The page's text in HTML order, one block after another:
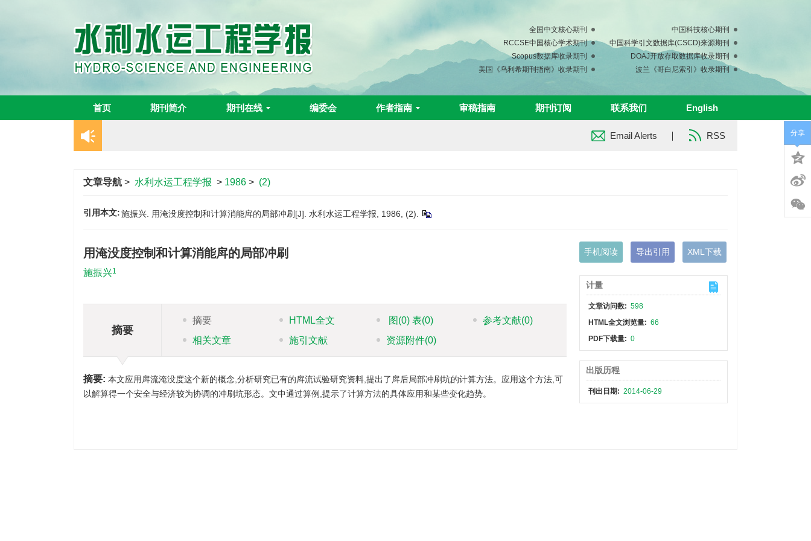
全国中文核心期刊
中国科技核心期刊
RCCSE中国核心学术期刊
中国科学引文数据库(CSCD)来源期刊
Scopus数据库收录期刊
DOAJ开放存取数据库收录期刊
美国《乌利希期刊指南》收录期刊
波兰《哥白尼索引》收录期刊
首页 期刊简介 期刊在线 编委会 作者指南 审稿指南 期刊订阅 联系我们 English
Email Alerts RSS
文章导航 > 水利水运工程学报 > 1986 > (2)
引用本文:施振兴. 用淹没度控制和计算消能戽的局部冲刷[J]. 水利水运工程学报, 1986, (2).
用淹没度控制和计算消能戽的局部冲刷
施振兴1
摘要
摘要 HTML全文 图 (0)表(0) 参考文献(0)
相关文章
施引文献 资源附件(0)
摘要: 本文应用戽流淹没度这个新的概念,分析研究已有的戽流试验研究资料,提出了戽后局部冲刷坑的计算方法。应用这个方法,可
以解算得一个安全与经济较为协调的冲刷坑形态。文中通过算例,提示了计算方法的具体应用和某些变化趋势。
手机阅读 导出引用 XML下载
计量
文章访问数: 598
HTML全文浏览量: 66
PDF下载量: 0
出版历程
刊出日期: 2014-06-29
分享